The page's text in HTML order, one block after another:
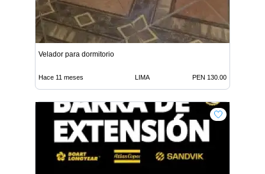
Velador para dormitorio
Hace 11 meses LIMA PEN 130.00